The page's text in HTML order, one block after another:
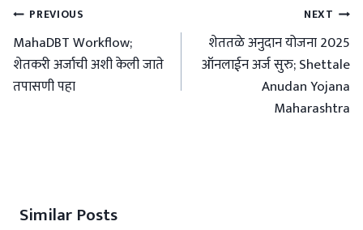
Post
navigation
PREVIOUS
MahaDBT Workflow;
शेतकरी अर्जाची अशी केली जाते
तपासणी पहा
NEXT
शेततळे अनुदान योजना 2025
ऑनलाईन अर्ज सुरु; Shettale
Anudan Yojana
Maharashtra
Similar Posts